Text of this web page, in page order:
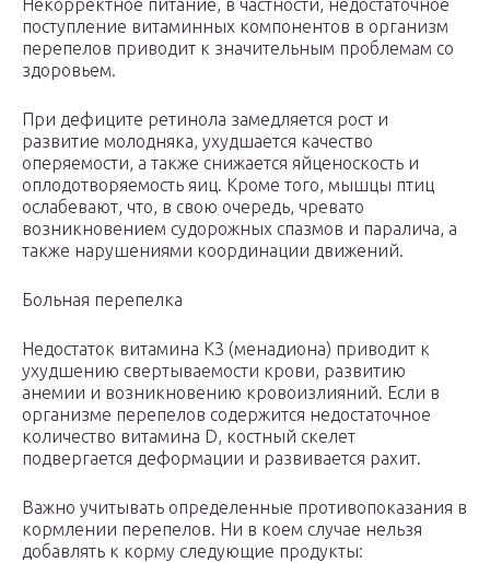
Некорректное питание, в частности, недостаточное
поступление витаминных компонентов в организм
перепелов приводит к значительным проблемам со
здоровьем.
При дефиците ретинола замедляется рост и
развитие молодняка, ухудшается качество
оперяемости, а также снижается яйценоскость и
оплодотворяемость яиц. Кроме того, мышцы птиц
ослабевают, что, в свою очередь, чревато
возникновением судорожных спазмов и паралича, а
также нарушениями координации движений.
Больная перепелка
Недостаток витамина К3 (менадиона) приводит к
ухудшению свертываемости крови, развитию
анемии и возникновению кровоизлияний. Если в
организме перепелов содержится недостаточное
количество витамина D, костный скелет
подвергается деформации и развивается рахит.
Важно учитывать определенные противопоказания в
кормлении перепелов. Ни в коем случае нельзя
добавлять к корму следующие продукты: